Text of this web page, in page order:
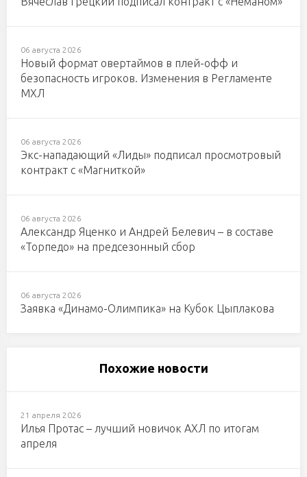
06 августа 2026
Новый формат овертаймов в плей-офф и
безопасность игроков. Изменения в Регламенте
МХЛ
06 августа 2026
Экс-нападающий «Лиды» подписал просмотровый
контракт с «Магниткой»
06 августа 2026
Александр Яценко и Андрей Белевич – в составе
«Торпедо» на предсезонный сбор
06 августа 2026
Заявка «Динамо-Олимпика» на Кубок Цыплакова
Похожие новости
21 апреля 2026
Илья Протас – лучший новичок АХЛ по итогам
апреля